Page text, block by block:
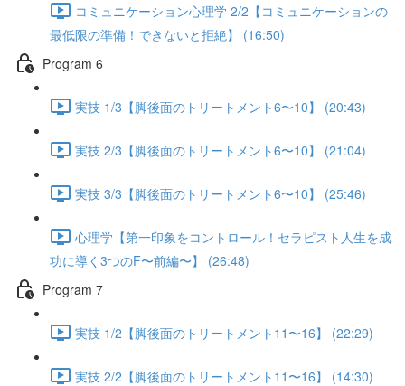
コミュニケーション心理学 2/2【コミュニケーションの
最低限の準備！できないと拒絶】 (16:50)
Program 6
実技 1/3【脚後面のトリートメント6〜10】 (20:43)
実技 2/3【脚後面のトリートメント6〜10】 (21:04)
実技 3/3【脚後面のトリートメント6〜10】 (25:46)
心理学【第一印象をコントロール！セラピスト人生を成
功に導く3つのF〜前編〜】 (26:48)
Program 7
実技 1/2【脚後面のトリートメント11〜16】 (22:29)
実技 2/2【脚後面のトリートメント11〜16】 (14:30)